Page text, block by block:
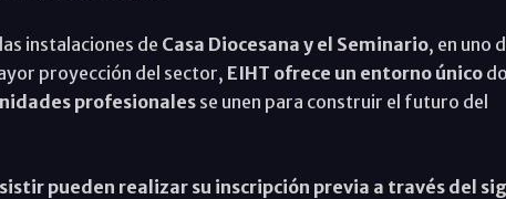
instalaciones de Casa Diocesana y el Seminario, en uno
proyección del sector, EIHT ofrece un entorno único
profesionales se unen para construir el futuro del
pueden realizar su inscripción previa a través del